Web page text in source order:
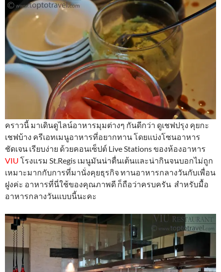
คราวนี้ มาเดินดูไลน์อาหารมุมต่างๆ กันดีกว่า ดูเชฟปรุง คุยกะ
เชฟบ้าง ครีเอทเมนูอาหารที่อยากทาน โดยแบ่งโซนอาหาร
ชัดเจน เรียบง่าย ด้วยคอนเซ็ปต์ Live Stations ของห้องอาหาร
VIU โรงแรม St.Regis เมนูมันน่าตื่นเต้นและน่ากินจนบอกไม่ถูก
เหมาะมากกับการที่มานั่งคุยธุรกิจ ทานอาหารกลางวันกับเพื่อน
ฝูงค่ะ อาหารที่นี่ใช้ของคุณภาพดี ก็ถือว่าครบครัน สำหรับมื้อ
อาหารกลางวันแบบนี้นะคะ